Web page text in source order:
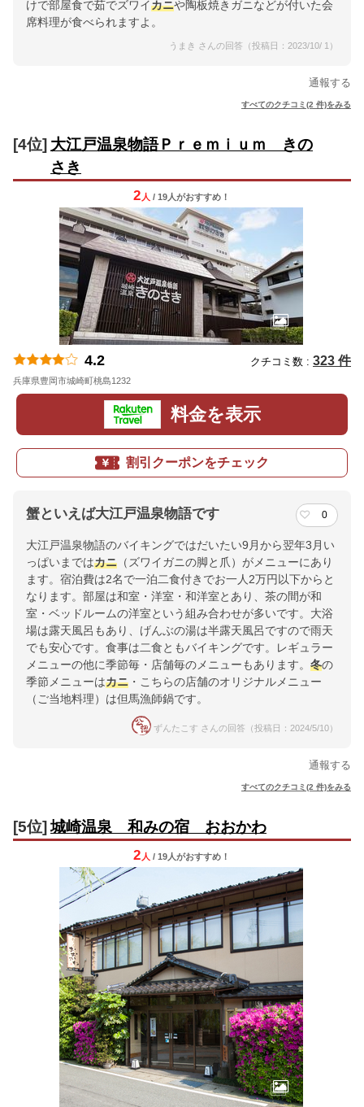
けで部屋食で茹でズワイカニや陶板焼きガニなどが付いた会
席料理が食べられますよ。
うまき さんの回答（投稿日：2023/10/ 1）
通報する
すべてのクチコミ(2 件)をみる
[4位] 大江戸温泉物語Ｐｒｅｍｉｕｍ きの
さき
2 人 / 19人がおすすめ！
4.2 クチコミ数 : 323 件
兵庫県豊岡市城崎町桃島1232
料金を表示
割引クーポンをチェック
蟹といえば大江戸温泉物語です 0
大江戸温泉物語のバイキングではだいたい9月から翌年3月い
っぱいまではカニ （ズワイガニの脚と爪）がメニューにあり
ます。宿泊費は2名で一泊二食付きでお一人2万円以下からと
なります。部屋は和室・洋室・和洋室とあり、茶の間が和
室・ベッドルームの洋室という組み合わせが多いです。大浴
場は露天風呂もあり、げんぶの湯は半露天風呂ですので雨天
でも安心です。食事は二食ともバイキングです。レギュラー
メニューの他に季節毎・店舗毎のメニューもあります。 冬の
季節メニューはカニ ・こちらの店舗のオリジナルメニュー
（ご当地料理）は但馬漁師鍋です。
ずんたこす さんの回答（投稿日：2024/5/10）
通報する
すべてのクチコミ(2 件)をみる
[5位] 城崎温泉 和みの宿 おおかわ
2 人 / 19人がおすすめ！